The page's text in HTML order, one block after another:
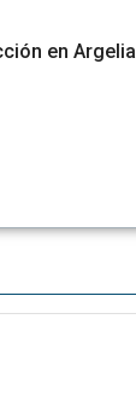
en Argelia